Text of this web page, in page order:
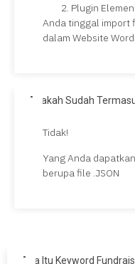
Plugin
Anda tinggal import
dalam Website
Apakah Sudah
Tidak!
Yang Anda
berupa file .JSON
Apa Itu Keyword